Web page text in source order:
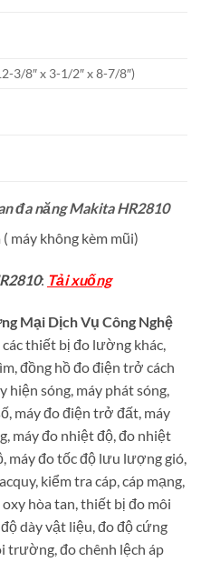
3/8″ x 3-1/2″ x 8-7/8″)
đa năng Makita HR2810
máy không kèm mũi)
: Tải xuống
Mại Dịch Vụ Công Nghệ
các thiết bị đo lường khác,
đồng hồ đo điện trở cách
hiện sóng, máy phát sóng,
máy đo điện trở đất, máy
máy đo nhiệt độ, đo nhiệt
máy đo tốc độ lưu lượng gió,
kiểm tra cáp, cáp mạng,
hòa tan, thiết bị đo môi
dày vật liệu, đo độ cứng
trường, đo chênh lệch áp